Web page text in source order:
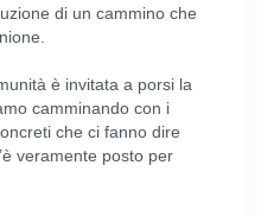
di un cammino che
è invitata a porsi la
camminando con i
che ci fanno dire
veramente posto per